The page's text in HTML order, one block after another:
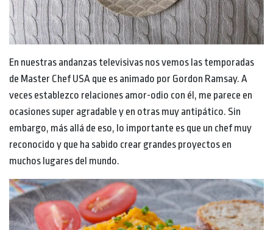
En nuestras andanzas televisivas nos vemos las temporadas
de Master Chef USA que es animado por Gordon Ramsay. A
veces establezco relaciones amor-odio con él, me parece en
ocasiones super agradable y en otras muy antipático. Sin
embargo, más allá de eso, lo importante es que un chef muy
reconocido y que ha sabido crear grandes proyectos en
muchos lugares del mundo.